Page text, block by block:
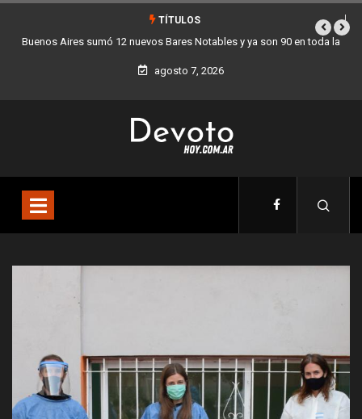
TÍTULOS
Los stands móviles de la Ciudad llegan esta semana a Villa Devoto
agosto 7, 2026